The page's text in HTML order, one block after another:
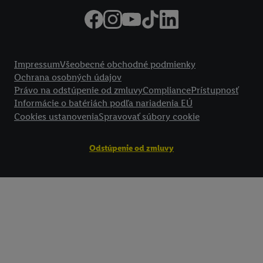
ImpressumVšeobecné obchodné podmienky
Ochrana osobných údajov
Právo na odstúpenie od zmluvyCompliancePrístupnosť
Informácie o batériách podľa nariadenia EÚ
Cookies ustanoveniaSpravovať súbory cookie
Odstúpenie od zmluvy
vyššie uvedené účely. Ďalšie informácie vrátane informácií o dobe